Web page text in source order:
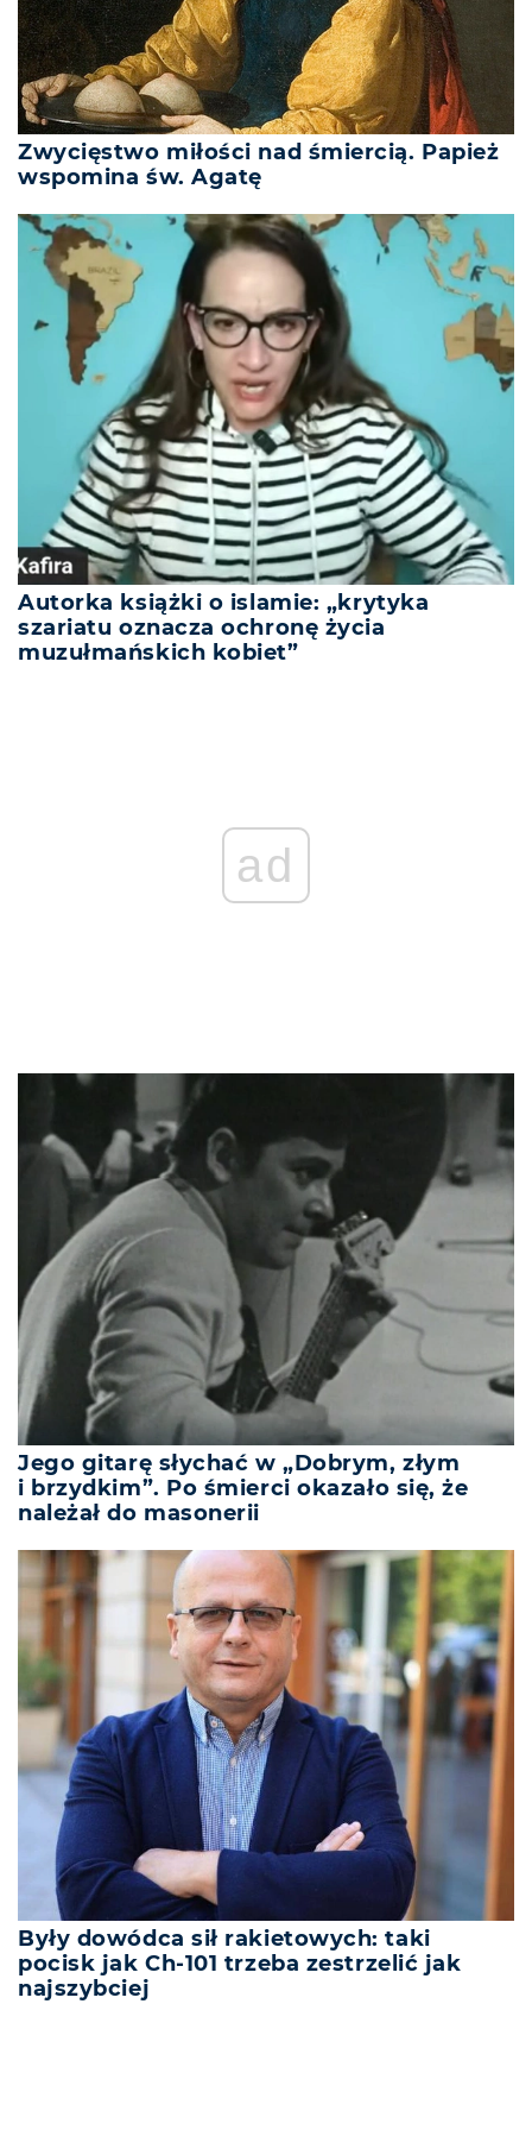
Zwycięstwo miłości nad śmiercią. Papież
wspomina św. Agatę
Autorka książki o islamie: „krytyka
szariatu oznacza ochronę życia
muzułmańskich kobiet”
ad
Jego gitarę słychać w „Dobrym, złym
i brzydkim”. Po śmierci okazało się, że
należał do masonerii
Były dowódca sił rakietowych: taki
pocisk jak Ch-101 trzeba zestrzelić jak
najszybciej